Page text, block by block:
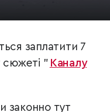
заплатити 7
сюжеті " Каналу
законно тут